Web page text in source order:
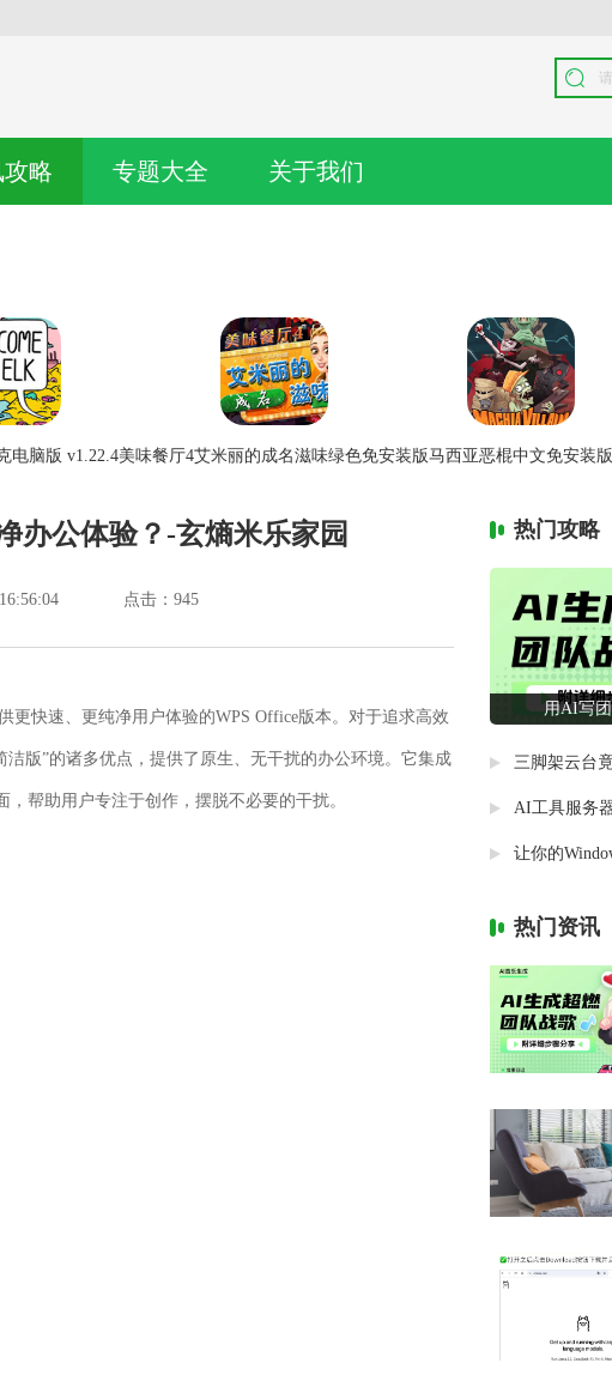
略 专题大全 关于我们
电脑版 v1.22.4美味餐厅4艾米丽的成名滋味绿色免安装版马西亚恶棍中文免安装版
办公体验？-玄熵米乐家园
点击： 945
快速、更纯净用户体验的WPS Office版本。对于追求高效
版”的诸多优点，提供了原生、无干扰的办公环境。它集成
帮助用户专注于创作，摆脱不必要的干扰。
热门攻略
热门资讯